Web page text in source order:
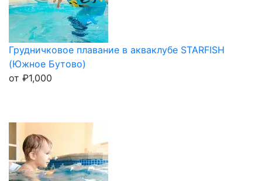
Грудничковое плавание в акваклубе STARFISH
(Южное Бутово)
от ₽1,000